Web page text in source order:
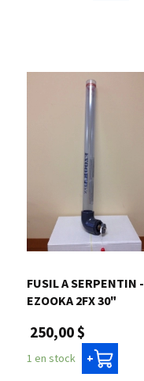
FUSIL A SERPENTIN -
EZOOKA 2FX 30"
250,00 $
1 en stock +